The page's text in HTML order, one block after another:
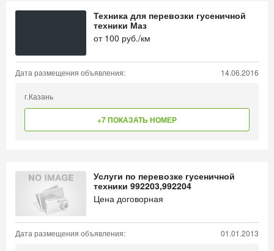
Техника для перевозки гусеничной
техники Маз
от 100 руб./км
Дата размещения объявления: 14.06.2016
г.Казань
+7 ПОКАЗАТЬ НОМЕР
Услуги по перевозке гусеничной
техники 992203,992204
Цена договорная
Дата размещения объявления: 01.01.2013